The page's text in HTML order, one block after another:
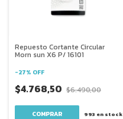
Repuesto Cortante Circular
Morn sun X6 P/ 16101
-27% OFF
$4.768,50 $6.490,00
993 en stock